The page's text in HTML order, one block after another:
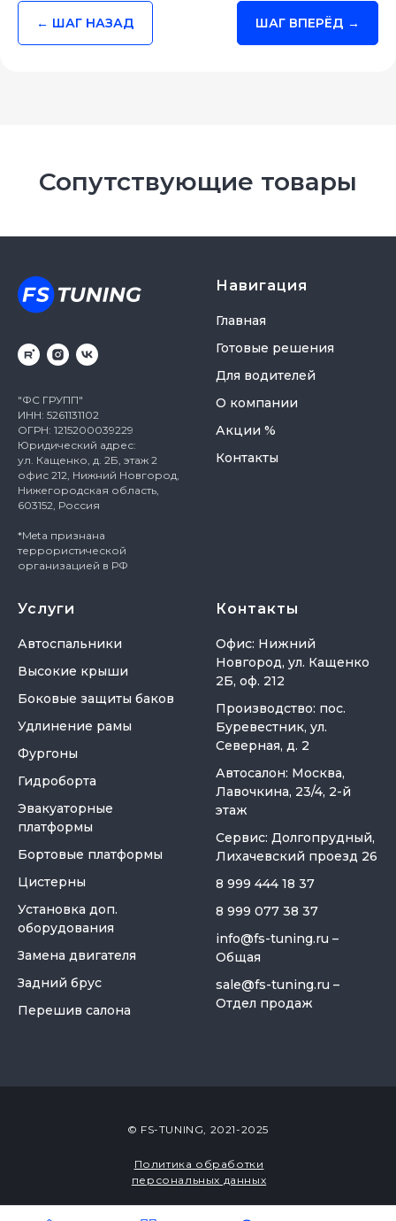
← ШАГ НАЗАД ШАГ ВПЕРЁД →
Сопутствующие товары
"ФС ГРУПП"
ИНН: 5261131102
ОГРН: 1215200039229
Юридический адрес:
ул. Кащенко, д. 2Б, этаж 2
офис 212, Нижний Новгород,
Нижегородская область,
603152, Россия
*Meta признана
террористической
организацией в РФ
Навигация
Главная
Готовые решения
Для водителей
О компании
Акции %
Контакты
Услуги
Автоспальники
Высокие крыши
Боковые защиты баков
Удлинение рамы
Фургоны
Гидроборта
Эвакуаторные
платформы
Бортовые платформы
Цистерны
Установка доп.
оборудования
Замена двигателя
Задний брус
Перешив салона
Контакты
Офис: Нижний
Новгород, ул. Кащенко
2Б, оф. 212
Производство: пос.
Буревестник, ул.
Северная, д. 2
Автосалон: Москва,
Лавочкина, 23/4, 2-й
этаж
Сервис: Долгопрудный,
Лихачевский проезд 26
8 999 444 18 37
8 999 077 38 37
info@fs-tuning.ru –
Общая
sale@fs-tuning.ru –
Отдел продаж
© FS-TUNING, 2021-2025
Политика обработки
персональных данных